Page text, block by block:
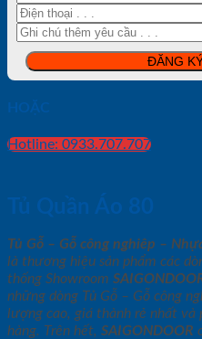
HOẶC
Hotline: 0933.707.707
Tủ Quần Áo 80
Tủ Gỗ – Gỗ công nghiêp –
là thương hiệu sản phẩm các
thống Showroom
những dòng Tủ Gỗ – Gỗ công
lượng cao, giá thành rẻ nhất và
hàng. Trên hết, SAIGONDOOR